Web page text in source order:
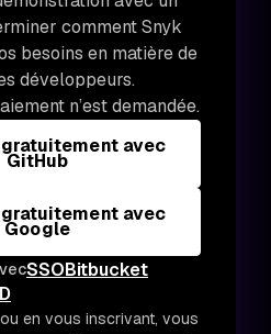
comment Snyk
besoins en matière de
développeurs.
n’est demandée.
avec
GitHub
avec
Google
SSOBitbucket
en vous inscrivant, vous